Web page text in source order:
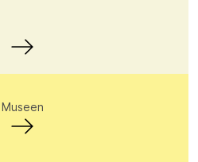
Museen